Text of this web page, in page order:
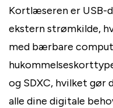
Kortlæseren er USB-
ekstern strømkilde,
med bærbare
og SDXC, hvilket
alle dine digitale